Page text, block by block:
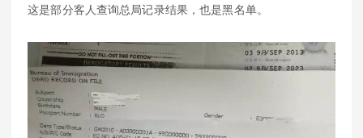
这是部分客人查询总局记录结果，也是黑名单。